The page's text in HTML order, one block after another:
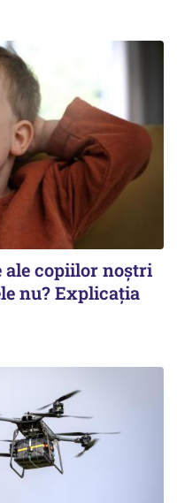
ale copiilor noștri
nu? Explicația